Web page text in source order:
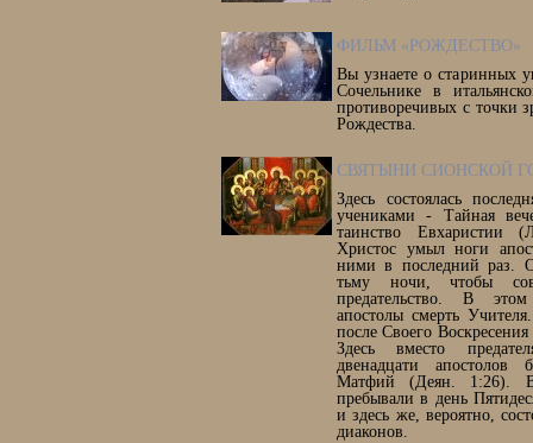
ФИЛЬМ «РОЖДЕСТВО»
Вы узнаете о старинных
Сочельнике в
противоречивых с точки
Рождества.
СВЯТЫНИ СИОНСКОЙ
Здесь состоялась
учениками - Тайная
таинство Евхаристии
Христос умыл ноги
ними в последний раз.
тьму ночи, чтобы
предательство. В
апостолы смерть
после Своего
Здесь вместо
двенадцати апостолов
Матфий (Деян. 1:26). В
пребывали в день
и здесь же, вероятно,
диаконов.